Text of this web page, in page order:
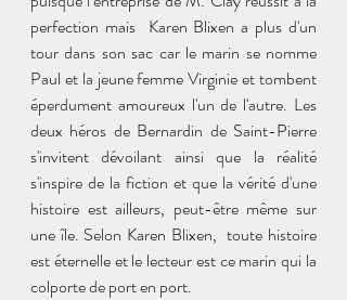
perfection mais  Karen Blixen a plus d'un
tour dans son sac car le marin se nomme
Paul et la jeune femme Virginie et tombent
éperdument amoureux l'un de l'autre. Les
deux héros de Bernardin de Saint-Pierre
s'invitent dévoilant ainsi que la réalité
s'inspire de la fiction et que la vérité d'une
histoire est ailleurs, peut-être même sur
une île. Selon Karen Blixen,  toute histoire
est éternelle et le lecteur est ce marin qui la
colporte de port en port.